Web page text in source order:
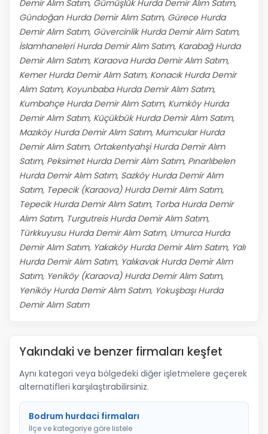
Demir Alım Satım, Gümüşlük Hurda Demir Alım Satım,
Gündoğan Hurda Demir Alım Satım, Gürece Hurda
Demir Alım Satım, Güvercinlik Hurda Demir Alım Satım,
İslamhaneleri Hurda Demir Alım Satım, Karabağ Hurda
Demir Alım Satım, Karaova Hurda Demir Alım Satım,
Kemer Hurda Demir Alım Satım, Konacık Hurda Demir
Alım Satım, Koyunbaba Hurda Demir Alım Satım,
Kumbahçe Hurda Demir Alım Satım, Kumköy Hurda
Demir Alım Satım, Küçükbük Hurda Demir Alım Satım,
Mazıköy Hurda Demir Alım Satım, Mumcular Hurda
Demir Alım Satım, Ortakentyahşi Hurda Demir Alım
Satım, Peksimet Hurda Demir Alım Satım, Pınarlıbelen
Hurda Demir Alım Satım, Sazköy Hurda Demir Alım
Satım, Tepecik (Karaova) Hurda Demir Alım Satım,
Tepecik Hurda Demir Alım Satım, Torba Hurda Demir
Alım Satım, Turgutreis Hurda Demir Alım Satım,
Türkkuyusu Hurda Demir Alım Satım, Umurca Hurda
Demir Alım Satım, Yakaköy Hurda Demir Alım Satım, Yalı
Hurda Demir Alım Satım, Yalıkavak Hurda Demir Alım
Satım, Yeniköy (Karaova) Hurda Demir Alım Satım,
Yeniköy Hurda Demir Alım Satım, Yokuşbaşı Hurda
Demir Alım Satım
Yakındaki ve benzer firmaları keşfet
Aynı kategori veya bölgedeki diğer işletmelere geçerek
alternatifleri karşılaştırabilirsiniz.
Bodrum hurdaci firmaları
İlçe ve kategoriye göre listele